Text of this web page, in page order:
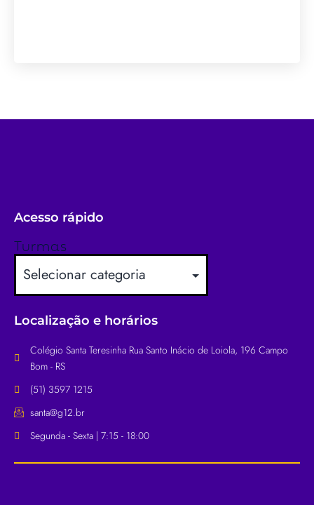
Acesso rápido
Turmas
Localização e horários
Colégio Santa Teresinha Rua Santo Inácio de Loiola, 196 Campo
Bom - RS
(51) 3597 1215
santa@g12.br
Segunda - Sexta | 7:15 - 18:00